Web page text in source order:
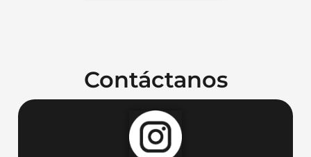
Contáctanos